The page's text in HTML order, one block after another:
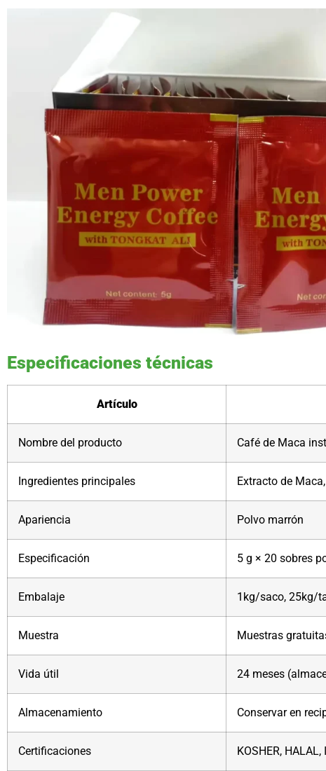
Especificaciones técnicas
Artículo
Nombre del producto Café de Maca
Ingredientes principales Extracto de
Apariencia Polvo marrón
Especificación 5 g × 20 sobres
Embalaje 1kg/saco, 25kg/
Muestra Muestras
Vida útil 24 meses
Almacenamiento Conservar en
Certificaciones KOSHER,